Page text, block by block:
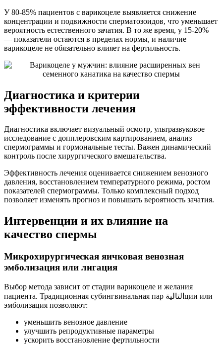
У 80-85% пациентов с варикоцеле выявляется снижение
концентрации и подвижности сперматозоидов, что уменьшает
вероятность естественного зачатия. В то же время, у 15-20%
— показатели остаются в пределах нормы, и наличие
варикоцеле не обязательно влияет на фертильность.
Диагностика и критерии
эффективности лечения
Диагностика включает визуальный осмотр, ультразвуковое
исследование с допплеровским картированием, анализ
спермограммы и гормональные тесты. Важен динамический
контроль после хирургического вмешательства.
Эффективность лечения оценивается снижением венозного
давления, восстановлением температурного режима, ростом
показателей спермограммы. Только комплексный подход
позволяет изменять прогноз и повышать вероятность зачатия.
Интервенции и их влияние на
качество спермы
Микрохирургическая яичковая венозная
эмболизация или лигация
Выбор метода зависит от стадии варикоцеле и желания
пациента. Традиционная субингвинальная пар التاليةции или
эмболизация позволяют:
уменьшить венозное давление
улучшить репродуктивные параметры
ускорить восстановление фертильности